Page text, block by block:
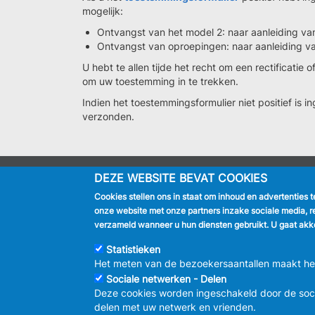
mogelijk:
Ontvangst van het model 2: naar aanleiding
Ontvangst van oproepingen: naar aanleiding
U hebt te allen tijde het recht om een rectificatie
om uw toestemming in te trekken.
Indien het toestemmingsformulier niet positief is
verzonden.
IK BEN
Inwoner
Toerist
Bedrijf
DEZE WEBSITE BEVAT COOKIES
Cookies stellen ons in staat om inhoud en advertenties
onze website met onze partners inzake sociale media,
verzameld wanneer u hun diensten gebruikt. U gaat
Statistieken
Het meten van de bezoekersaantallen maakt
Sociale netwerken - Delen
Deze cookies worden ingeschakeld door de
delen met uw netwerk en vrienden.